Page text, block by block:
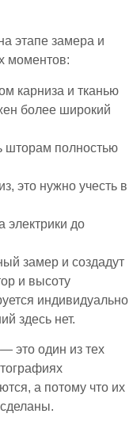
этапе замера и
моментов:
карниза и тканью
более широкий
шторам полностью
это нужно учесть в
электрики до
замер и создадут
и высоту
индивидуально
здесь нет.
это один из тех
а потому что их